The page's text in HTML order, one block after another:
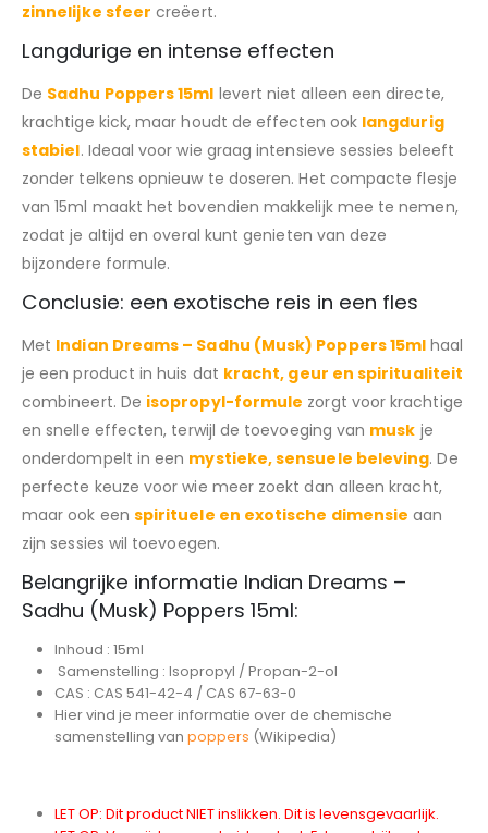
zinnelijke sfeer creëert.
Langdurige en intense effecten
De Sadhu Poppers 15ml levert niet alleen een directe,
krachtige kick, maar houdt de effecten ook langdurig
stabiel. Ideaal voor wie graag intensieve sessies beleeft
zonder telkens opnieuw te doseren. Het compacte flesje
van 15ml maakt het bovendien makkelijk mee te nemen,
zodat je altijd en overal kunt genieten van deze
bijzondere formule.
Conclusie: een exotische reis in een fles
Met Indian Dreams – Sadhu (Musk) Poppers 15ml haal
je een product in huis dat kracht, geur en spiritualiteit
combineert. De isopropyl-formule zorgt voor krachtige
en snelle effecten, terwijl de toevoeging van musk je
onderdompelt in een mystieke, sensuele beleving. De
perfecte keuze voor wie meer zoekt dan alleen kracht,
maar ook een spirituele en exotische dimensie aan
zijn sessies wil toevoegen.
Belangrijke informatie Indian Dreams –
Sadhu (Musk) Poppers 15ml:
Inhoud : 15ml
Samenstelling : Isopropyl / Propan-2-ol
CAS : CAS 541-42-4 / CAS 67-63-0
Hier vind je meer informatie over de chemische
samenstelling van poppers (Wikipedia)
LET OP: Dit product NIET inslikken. Dit is levensgevaarlijk.